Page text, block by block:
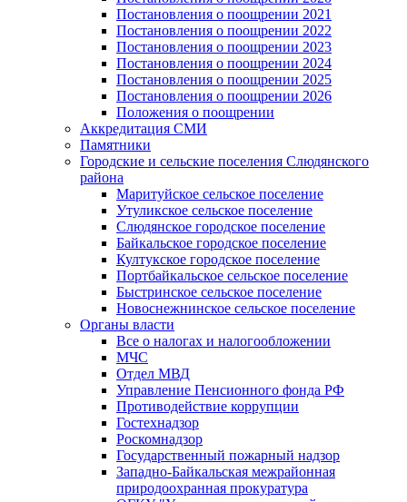
Постановления о поощрении 2021
Постановления о поощрении 2022
Постановления о поощрении 2023
Постановления о поощрении 2024
Постановления о поощрении 2025
Постановления о поощрении 2026
Положения о поощрении
Аккредитация СМИ
Памятники
Городские и сельские поселения Слюдянского
района
Маритуйское сельское поселение
Утуликское сельское поселение
Слюдянское городское поселение
Байкальское городское поселение
Култукское городское поселение
Портбайкальское сельское поселение
Быстринское сельское поселение
Новоснежнинское сельское поселение
Органы власти
Все о налогах и налогообложении
МЧС
Отдел МВД
Управление Пенсионного фонда РФ
Противодействие коррупции
Гостехнадзор
Роскомнадзор
Государственный пожарный надзор
Западно-Байкальская межрайонная
природоохранная прокуратура